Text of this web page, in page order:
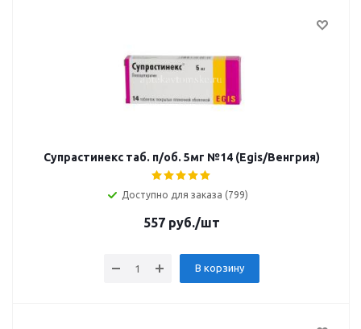
Супрастинекс таб. п/об. 5мг №14 (Egis/Венгрия)
Доступно для заказа (799)
557руб./шт
В корзину